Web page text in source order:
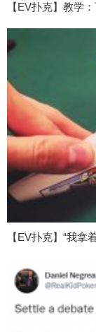
【EV扑克】教学
【EV扑克】“我拿